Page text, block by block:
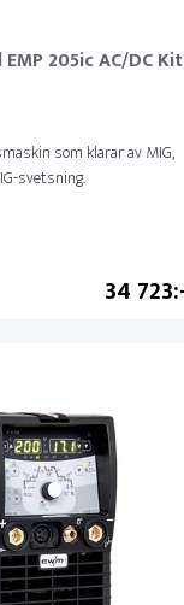
205ic AC/DC Kit
som klarar av MIG,
svetsning.
34 723